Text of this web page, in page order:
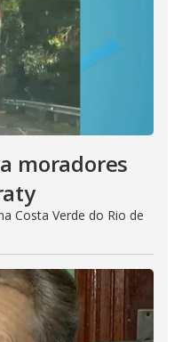
moradores
Costa Verde do Rio de